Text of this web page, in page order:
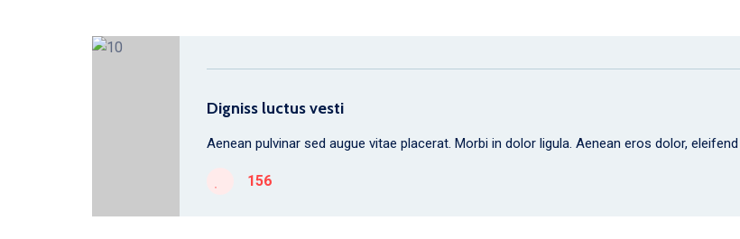
Digniss luctus vesti
Aenean pulvinar sed augue vitae placerat. Morbi in dolor ligula. Aenean eros dolor,
156